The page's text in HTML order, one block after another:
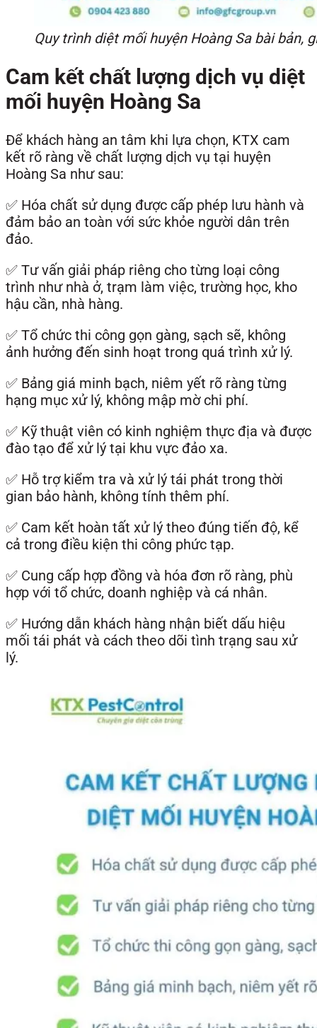
Quy trình diệt mối huyện Hoàng Sa bài bản,
Cam kết chất lượng dịch vụ diệt
mối huyện Hoàng Sa
Để khách hàng an tâm khi lựa chọn, KTX cam
kết rõ ràng về chất lượng dịch vụ tại huyện
Hoàng Sa như sau:
✅ Hóa chất sử dụng được cấp phép lưu hành và
đảm bảo an toàn với sức khỏe người dân trên
đảo.
✅ Tư vấn giải pháp riêng cho từng loại công
trình như nhà ở, trạm làm việc, trường học, kho
hậu cần, nhà hàng.
✅ Tổ chức thi công gọn gàng, sạch sẽ, không
ảnh hưởng đến sinh hoạt trong quá trình xử lý.
✅ Bảng giá minh bạch, niêm yết rõ ràng từng
hạng mục xử lý, không mập mờ chi phí.
✅ Kỹ thuật viên có kinh nghiệm thực địa và được
đào tạo để xử lý tại khu vực đảo xa.
✅ Hỗ trợ kiểm tra và xử lý tái phát trong thời
gian bảo hành, không tính thêm phí.
✅ Cam kết hoàn tất xử lý theo đúng tiến độ, kể
cả trong điều kiện thi công phức tạp.
✅ Cung cấp hợp đồng và hóa đơn rõ ràng, phù
hợp với tổ chức, doanh nghiệp và cá nhân.
✅ Hướng dẫn khách hàng nhận biết dấu hiệu
mối tái phát và cách theo dõi tình trạng sau xử
lý.